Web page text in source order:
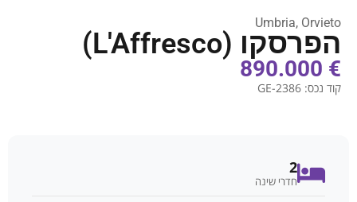
Umbria, Orvieto
הפרסקו (L'Affresco)
€ 890.000
קוד נכס: GE-2386
2
חדרי שינה